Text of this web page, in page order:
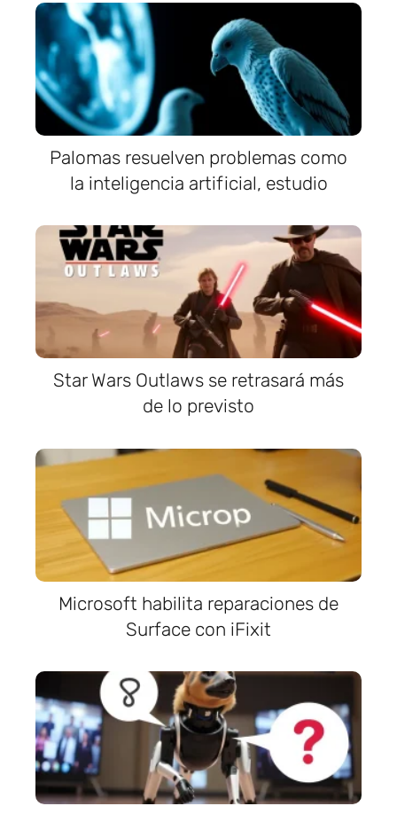
Palomas resuelven problemas como
la inteligencia artificial, estudio
Star Wars Outlaws se retrasará más
de lo previsto
Microsoft habilita reparaciones de
Surface con iFixit